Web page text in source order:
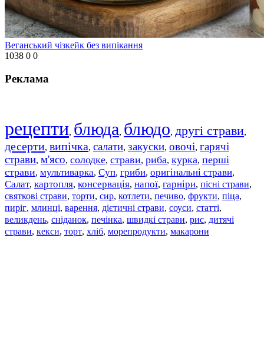
Веганський чізкейк без випікання
1038 0 0
Реклама
рецепти, блюда, блюдо, другі страви,
десерти, випічка, салати, закуски, овочі, гарячі
страви, м'ясо, солодке, страви, риба, курка, перші
страви, мультиварка, Суп, гриби, оригінальні страви,
Салат, картопля, консервація, напої, гарніри, пісні страви,
святкові страви, торти, сир, котлети, печиво, фрукти, піца,
пиріг, млинці, варення, дієтичні страви, соуси, статті,
великдень, сніданок, печінка, швидкі страви, рис, дитячі
страви, кекси, торт, хліб, морепродукти, макарони